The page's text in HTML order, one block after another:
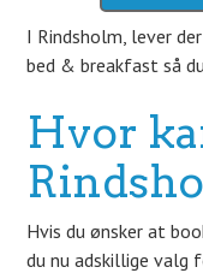
I Rindsholm, lever
bed & breakfast så
Hvor
Hvis du ønsker at
du nu adskillige valg